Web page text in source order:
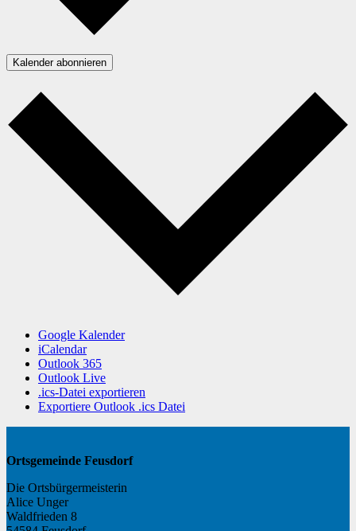
Kalender abonnieren
Google Kalender
iCalendar
Outlook 365
Outlook Live
.ics-Datei exportieren
Exportiere Outlook .ics Datei
Ortsgemeinde Feusdorf
Die Ortsbürgermeisterin
Alice Unger
Waldfrieden 8